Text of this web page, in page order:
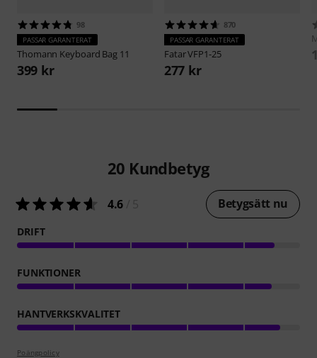
98
PASSAR GARANTERAT
Thomann Keyboard Bag 11
399 kr
870
PASSAR GARANTERAT
FatarVFP1-25
277 kr
20 Kundbetyg
4.6 Betygsätt nu
DRIFT
FUNKTIONER
HANTVERKSKVALITET
Poängpolicy